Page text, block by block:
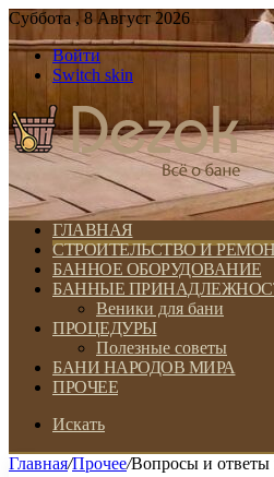
Суббота , 8 Август 2026
Войти
Switch skin
ГЛАВНАЯ
СТРОИТЕЛЬСТВО И
БАННОЕ ОБОРУДОВАНИЕ
БАННЫЕ
Веники для бани
ПРОЦЕДУРЫ
Полезные советы
БАНИ НАРОДОВ МИРА
ПРОЧЕЕ
Искать
Главная/Прочее/Вопросы и ответы